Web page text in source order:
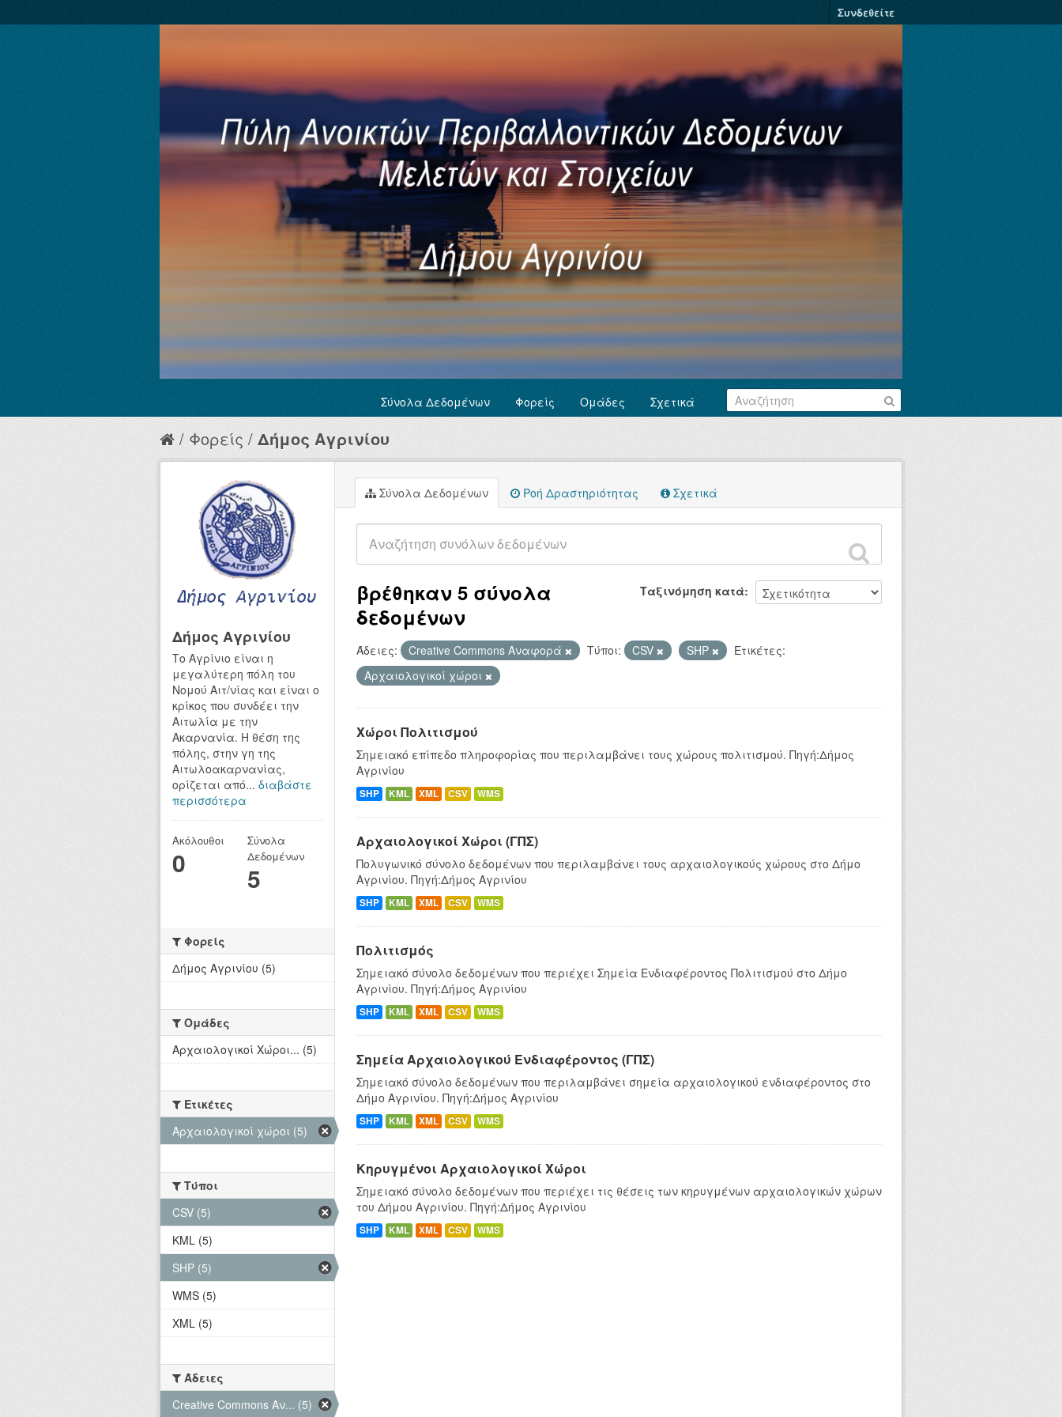
Συνδεθείτε
Σύνολα Δεδομένων Φορείς Ομάδες Σχετικά
Φορείς Δήμος Αγρινίου
Σύνολα Δεδομένων Ροή Δραστηριότητας Σχετικά
Ταξινόμηση κατά
βρέθηκαν 5 σύνολα
δεδομένων
Άδειες: Creative Commons Αναφορά Τύποι: CSV SHP
Ετικέτες:
Αρχαιολογικοί χώροι
Χώροι Πολιτισμού
Σημειακό επίπεδο πληροφορίας που περιλαμβάνει τους χώρους πολιτισμού. Πηγή:Δήμος
Αγρινίου
SHP KML XML CSV WMS
Αρχαιολογικοί Χώροι (ΓΠΣ)
Πολυγωνικό σύνολο δεδομένων που περιλαμβάνει τους αρχαιολογικούς χώρους στο Δήμο
Αγρινίου. Πηγή:Δήμος Αγρινίου
SHP KML XML CSV WMS
Πολιτισμός
Σημειακό σύνολο δεδομένων που περιέχει Σημεία Ενδιαφέροντος Πολιτισμού στο Δήμο
Αγρινίου. Πηγή:Δήμος Αγρινίου
SHP KML XML CSV WMS
Σημεία Αρχαιολογικού Ενδιαφέροντος (ΓΠΣ)
Σημειακό σύνολο δεδομένων που περιλαμβάνει σημεία αρχαιολογικού ενδιαφέροντος στο
Δήμο Αγρινίου. Πηγή:Δήμος Αγρινίου
SHP KML XML CSV WMS
Κηρυγμένοι Αρχαιολογικοί Χώροι
Σημειακό σύνολο δεδομένων που περιέχει τις θέσεις των κηρυγμένων αρχαιολογικών χώρων
του Δήμου Αγρινίου. Πηγή:Δήμος Αγρινίου
SHP KML XML CSV WMS
Δήμος Αγρινίου
Το Αγρίνιο είναι η
μεγαλύτερη πόλη του
Νομού Αιτ/νίας και είναι ο
κρίκος που συνδέει την
Αιτωλία με την
Ακαρνανία. Η θέση της
πόλης, στην γη της
Αιτωλοακαρνανίας,
ορίζεται από... διαβάστε
περισσότερα
Ακόλουθοι
0
Σύνολα
Δεδομένων
5
Φορείς
Δήμος Αγρινίου (5)
Ομάδες
Αρχαιολογικοί Χώροι... (5)
Ετικέτες
Αρχαιολογικοί χώροι (5)
Τύποι
CSV (5)
KML (5)
SHP (5)
WMS (5)
XML (5)
Άδειες
Creative Commons Αν... (5)